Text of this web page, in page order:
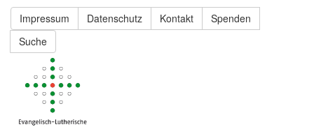
Impressum Datenschutz Kontakt
Spenden
Suche